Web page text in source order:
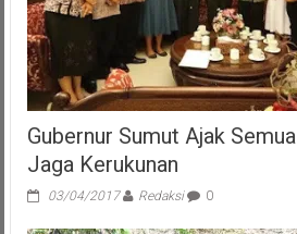
Gubernur Sumut Ajak
Jaga Kerukunan
03/04/2017 Redaksi 0